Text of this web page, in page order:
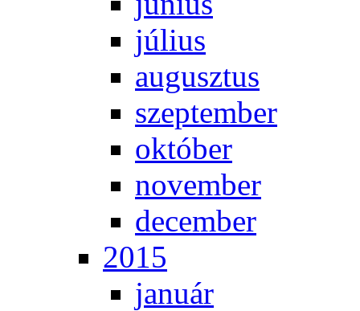
jú­li­us
au­gusz­tus
szep­tem­ber
ok­tó­ber
no­vem­ber
de­cem­ber
2015
ja­nu­ár